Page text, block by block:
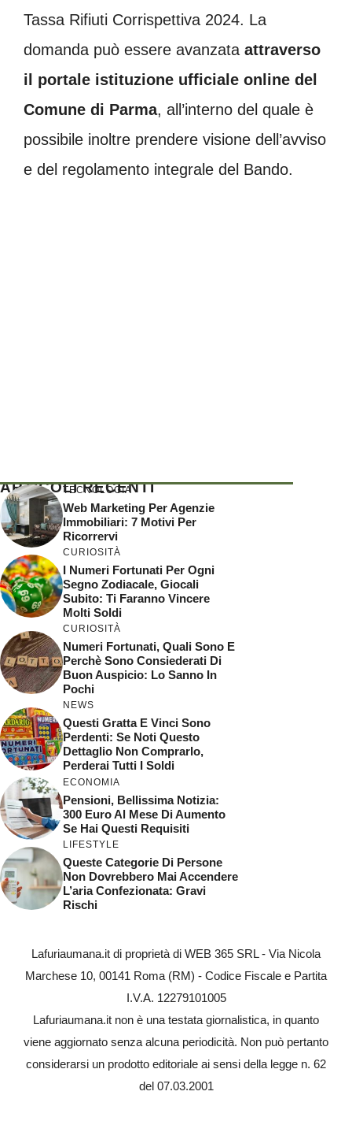
Tassa Rifiuti Corrispettiva 2024. La
domanda può essere avanzata attraverso
il portale istituzione ufficiale online del
Comune di Parma, all’interno del quale è
possibile inoltre prendere visione dell’avviso
e del regolamento integrale del Bando.
ARTICOLI RECENTI
TECNOLOGIA
Web Marketing Per Agenzie
Immobiliari: 7 Motivi Per
Ricorrervi
CURIOSITÀ
I Numeri Fortunati Per Ogni
Segno Zodiacale, Giocali
Subito: Ti Faranno Vincere
Molti Soldi
CURIOSITÀ
Numeri Fortunati, Quali Sono E
Perchè Sono Consiederati Di
Buon Auspicio: Lo Sanno In
Pochi
NEWS
Questi Gratta E Vinci Sono
Perdenti: Se Noti Questo
Dettaglio Non Comprarlo,
Perderai Tutti I Soldi
ECONOMIA
Pensioni, Bellissima Notizia:
300 Euro Al Mese Di Aumento
Se Hai Questi Requisiti
LIFESTYLE
Queste Categorie Di Persone
Non Dovrebbero Mai Accendere
L’aria Confezionata: Gravi
Rischi
Lafuriaumana.it di proprietà di WEB 365 SRL - Via Nicola
Marchese 10, 00141 Roma (RM) - Codice Fiscale e Partita
I.V.A. 12279101005
Lafuriaumana.it non è una testata giornalistica, in quanto
viene aggiornato senza alcuna periodicità. Non può pertanto
considerarsi un prodotto editoriale ai sensi della legge n. 62
del 07.03.2001